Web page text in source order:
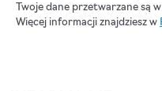
Twoje dane przetwarzane są
Więcej informacji znajdziesz w